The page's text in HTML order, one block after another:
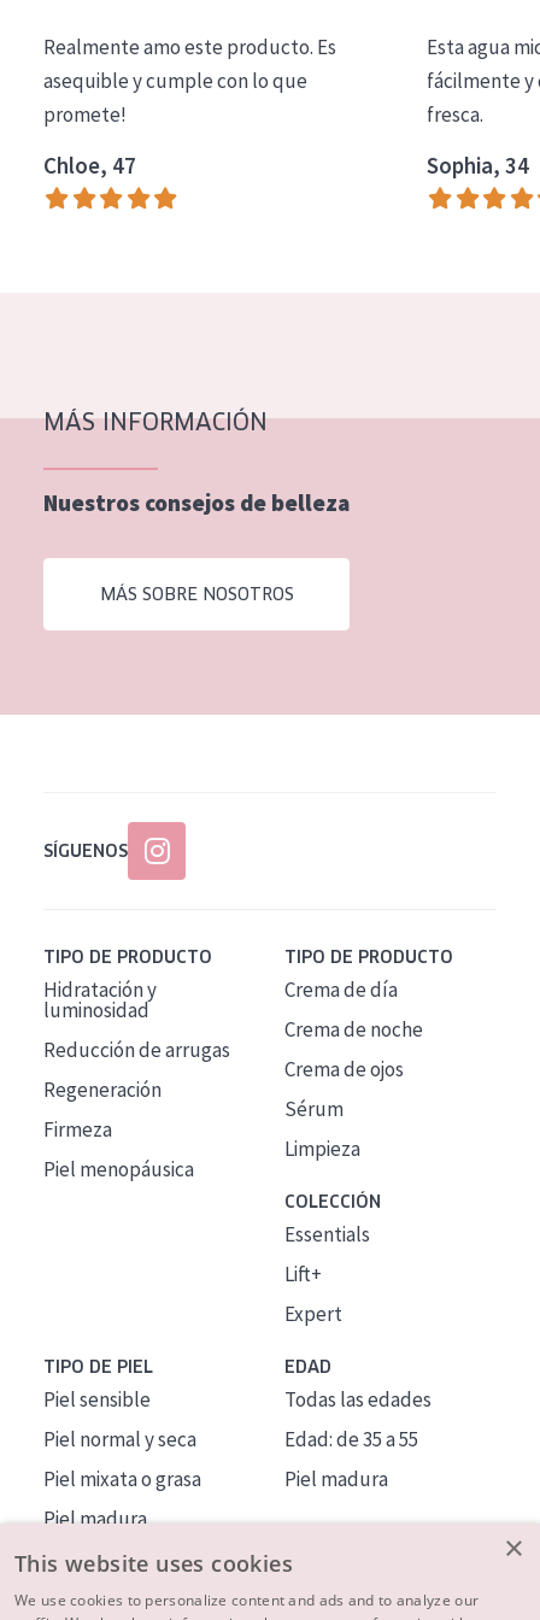
Essentials
Lift+
Expert
Piel madura
Piel menopáusica
EDAD
Realmente amo este producto. Es
asequible y cumple con lo que
promete!
Chloe, 47
Esta agua
fácilmente y
fresca.
Sophia, 34
MÁS INFORMACIÓN
Nuestros consejos de belleza
MÁS SOBRE NOSOTROS
SÍGUENOS
TIPO DE PRODUCTO
Hidratación y
luminosidad
Reducción de arrugas
Regeneración
Firmeza
Piel menopáusica
TIPO DE PRODUCTO
Crema de día
Crema de noche
Crema de ojos
Sérum
Limpieza
COLECCIÓN
Essentials
Lift+
Expert
TIPO DE PIEL
Piel sensible
Piel normal y seca
Piel mixata o grasa
Piel madura
Piel expuesta al sol
Piel menopáusica
EDAD
Todas las edades
Edad: de 35 a 55
Piel madura
×
This website uses cookies
We use cookies to personalize content and ads and to analyze our